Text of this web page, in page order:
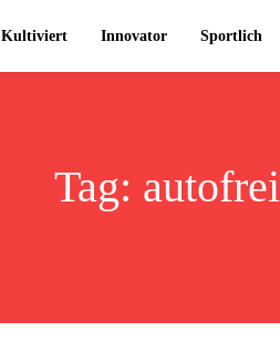
Kultiviert Innovator Sportlich
Tag: